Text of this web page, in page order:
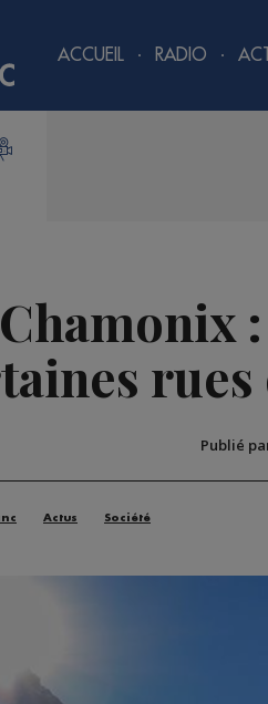
ACCUEIL RADIO
Chamonix
Publié
Actus Société